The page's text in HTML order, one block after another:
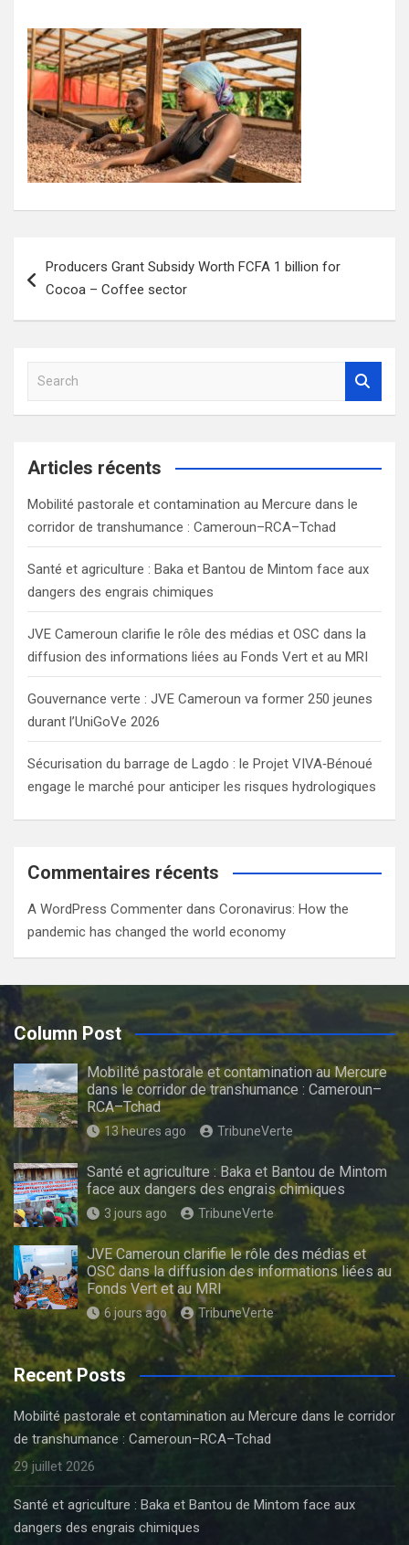
de
Producers Grant Subsidy Worth FCFA 1 billion for
Cocoa – Coffee sector
a
c
Articles récents
Mobilité pastorale et contamination au Mercure dans le
corridor de transhumance : Cameroun–RCA–Tchad
Santé et agriculture : Baka et Bantou de Mintom face aux
dangers des engrais chimiques
JVE Cameroun clarifie le rôle des médias et OSC dans la
diffusion des informations liées au Fonds Vert et au MRI
Gouvernance verte : JVE Cameroun va former 250 jeunes
durant l’UniGoVe 2026
Sécurisation du barrage de Lagdo : le Projet VIVA‑Bénoué
engage le marché pour anticiper les risques hydrologiques
Commentaires récents
A WordPress Commenter dans Coronavirus: How the
pandemic has changed the world economy
Column Post
Mobilité pastorale et contamination au Mercure
dans le corridor de transhumance : Cameroun–
RCA–Tchad
13 heures ago TribuneVerte
Santé et agriculture : Baka et Bantou de Mintom
face aux dangers des engrais chimiques
3 jours ago TribuneVerte
JVE Cameroun clarifie le rôle des médias et
OSC dans la diffusion des informations liées au
Fonds Vert et au MRI
6 jours ago TribuneVerte
Recent Posts
Mobilité pastorale et contamination au Mercure dans le corridor
de transhumance : Cameroun–RCA–Tchad
29 juillet 2026
Santé et agriculture : Baka et Bantou de Mintom face aux
dangers des engrais chimiques